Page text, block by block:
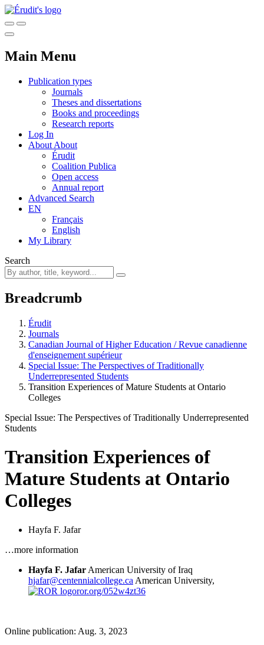
Main Menu
Publication types
Journals
Theses and dissertations
Books and proceedings
Research reports
Log In
About About
Érudit
Coalition Publica
Open access
Annual report
Advanced Search
EN
Français
English
My Library
Search
Breadcrumb
Érudit
Journals
Canadian Journal of Higher Education / Revue canadienne
d'enseignement supérieur
Special Issue: The Perspectives of Traditionally
Underrepresented Students
Transition Experiences of Mature Students at Ontario
Colleges
Special Issue: The Perspectives of Traditionally Underrepresented
Students
Transition Experiences of
Mature Students at Ontario
Colleges
Hayfa F. Jafar
…more information
Hayfa F. Jafar American University of Iraq
hjafar@centennialcollege.ca American University,
ror.org/052w4zt36
Online publication: Aug. 3, 2023